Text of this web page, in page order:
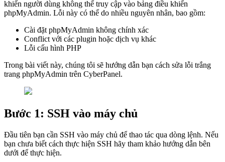
khiến người dùng không thể truy cập vào bảng điều khiển
phpMyAdmin. Lỗi này có thể do nhiều nguyên nhân, bao gồm:
Cài đặt phpMyAdmin không chính xác
Conflict với các plugin hoặc dịch vụ khác
Lỗi cấu hình PHP
Trong bài viết này, chúng tôi sẽ hướng dẫn bạn cách sửa lỗi trắng
trang phpMyAdmin trên CyberPanel.
Bước 1: SSH vào máy chủ
Đầu tiên bạn cần SSH vào máy chủ để thao tác qua dòng lệnh. Nếu
bạn chưa biết cách thực hiện SSH hãy tham khảo hướng dẫn bên
dưới để thực hiện.